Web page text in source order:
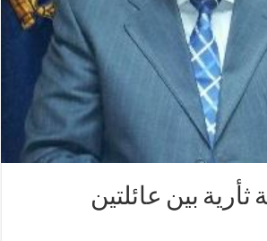
بين عائلتين